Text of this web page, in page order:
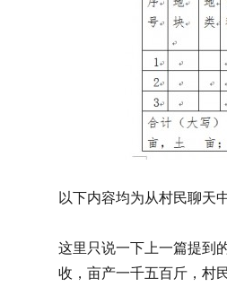
以下内容均为从村民聊天
这里只说一下上一篇提到
收，亩产一千五百斤，村